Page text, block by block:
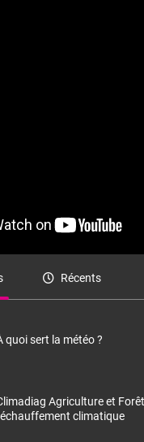
Récents
quoi sert la météo ?
Agriculture et
climatique